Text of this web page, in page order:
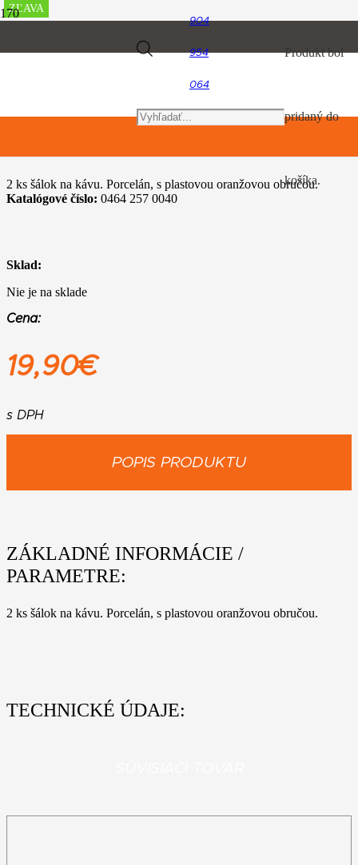
904
954
064
Products
search
Produktbol
pridaný do
košíka.
TIMBERSPORTS, hračky a predmety pre voľný čas
Šálky na espresso
2 ks šálok na kávu. Porcelán, s plastovou oranžovou obručou.
Katalógové číslo: 0464 257 0040
Sklad:
Nie je na sklade
Cena:
19,90€
s DPH
POPIS PRODUKTU
ZÁKLADNÉ INFORMÁCIE /
PARAMETRE:
2 ks šálok na kávu. Porcelán, s plastovou oranžovou obručou.
TECHNICKÉ ÚDAJE:
ZĽAVA
ZĽAVA
ZĽAVA
ZĽAVA